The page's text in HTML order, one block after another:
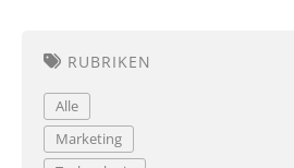
RUBRIKEN
Alle
Marketing